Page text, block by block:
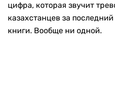
цифра, которая звучит
казахстанцев за
книги. Вообще ни одной.